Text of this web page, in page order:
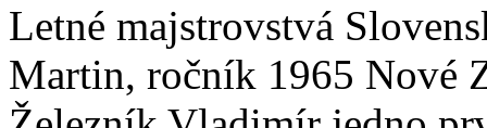
Letné majstrovstvá
Martin, ročník 1965 Nové